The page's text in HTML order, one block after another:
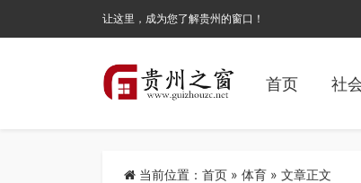
让这里，成为您了解贵州的窗口！
首页 社
当前位置： 首页 » 体育 » 文章正文